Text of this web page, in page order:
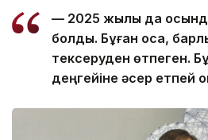
— 2025 жылы да
болды. Бұған қоса,
тексеруден өтпеген. Бұл
деңгейіне әсер етпей